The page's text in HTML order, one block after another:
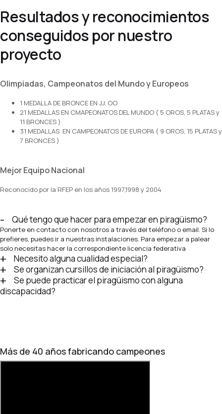
Resultados y reconocimientos
conseguidos por nuestro
proyecto
Olimpiadas, Campeonatos del Mundo y Europeos
1 MEDALLA DE BRONCE EN JJ. OO
21 MEDALLAS EN CMAPEONATOS DEL MUNDO ( 5 OROS, 5 PLATAS y
11 BRONCES )
31 MEDALLAS EN CAMPEONATOS DE EUROPA ( 9 OROS, 15 PLATAS y
7 BRONCES )
Mejor Equipo Nacional
Reconocido por la RFEP en los años 1997,1998 y 2004
Qué tengo que hacer para empezar en piragüismo?
Ponerte en contacto con nosotros a través del teléfono o email. Si lo
prefieres, puedes ir a nuestras instalaciones. Para empezar a palear
solo necesitas hacer la correspondiente licencia federativa
Necesito alguna cualidad especial?
Se organizan cursillos de iniciación al piragüismo?
Se puede practicar el piragüismo con alguna
discapacidad?
Más de 40 años fabricando campeones